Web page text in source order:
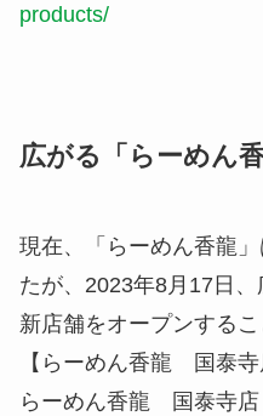
products/
広がる「らーめん
現在、「らーめん香龍
たが、2023年8月17日
新店舗をオープンするこ
【らーめん香龍 国泰
らーめん香龍 国泰寺店